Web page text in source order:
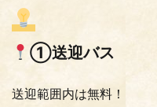
①送迎バス
送迎範囲内は無料！